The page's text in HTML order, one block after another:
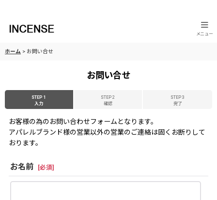
メニュー
ホーム > お問い合せ
お問い合せ
STEP 1
入力
STEP 2
確認
STEP 3
完了
お客様の為のお問い合わせフォームとなります。
アパレルブランド様の営業以外の営業のご連絡は固くお断りして
おります。
お名前 [必須]